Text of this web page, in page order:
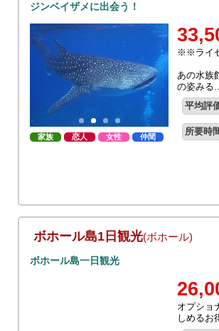
ジンベイザメに出会う！
家族 恋人 女性 仲間
※※ライ
あの水族
の姿みる
平均評
所要時
ボホール島1日観光(ボホール)
ボホール島一日観光
オプショ
しめるお